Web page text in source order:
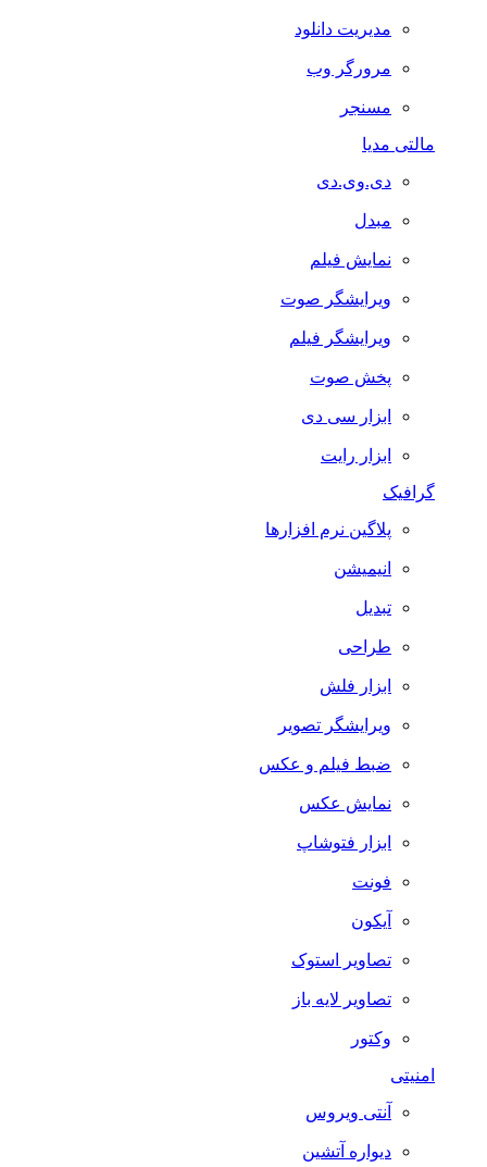
مدیریت دانلود
مرورگر وب
مسنجر
مالتی مدیا
دی.وی.دی
مبدل
نمایش فیلم
ویرایشگر صوت
ویرایشگر فیلم
پخش صوت
ابزار سی دی
ابزار رایت
گرافیک
پلاگین نرم افزارها
انیمیشن
تبدیل
طراحی
ابزار فلش
ویرایشگر تصویر
ضبط فيلم و عكس
نمایش عکس
ابزار فتوشاپ
فونت
آیکون
تصاویر استوک
تصاویر لایه باز
وکتور
امنیتی
آنتی ویروس
دیواره آتشین